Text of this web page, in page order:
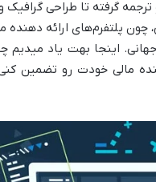
گرفته تا طراحی گرافیک
چون پلتفرم‌های ارائه دهنده
اینجا بهت یاد میدیم
مالی خودت رو تضمین